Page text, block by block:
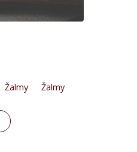
Žalmy Žalmy